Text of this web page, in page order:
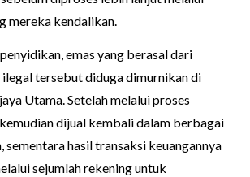
mereka kendalikan.
emas yang berasal dari
tersebut diduga dimurnikan di
Utama. Setelah melalui proses
dijual kembali dalam berbagai
sementara hasil transaksi keuangannya
sejumlah rekening untuk